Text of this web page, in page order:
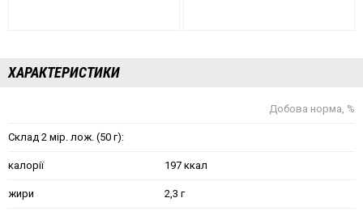
ХАРАКТЕРИСТИКИ
Добова норма, %
Склад 2 мір. лож. (50 г):
калорії 197 ккал
жири 2,3 г